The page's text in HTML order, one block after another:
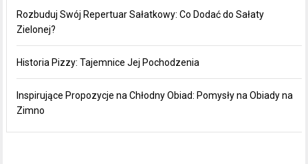
Rozbuduj Swój Repertuar Sałatkowy: Co Dodać do Sałaty
Zielonej?
Historia Pizzy: Tajemnice Jej Pochodzenia
Inspirujące Propozycje na Chłodny Obiad: Pomysły na Obiady na
Zimno